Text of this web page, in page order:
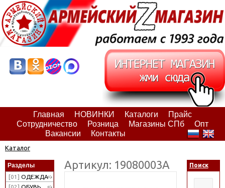
Главная НОВИНКИ Каталоги
Прайс
Сотрудничество
Розница Магазины СПб
Опт
Вакансии
Контакты
Каталог
Разделы
[01] ОДЕЖДА
Артикул: 19080003А Поиск